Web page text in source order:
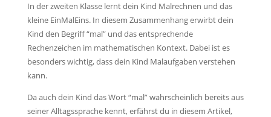
In der zweiten Klasse lernt dein Kind Malrechnen und das
kleine EinMalEins. In diesem Zusammenhang erwirbt dein
Kind den Begriff “mal” und das entsprechende
Rechenzeichen im mathematischen Kontext. Dabei ist es
besonders wichtig, dass dein Kind Malaufgaben verstehen
kann.
Da auch dein Kind das Wort “mal” wahrscheinlich bereits aus
seiner Alltagssprache kennt, erfährst du in diesem Artikel,